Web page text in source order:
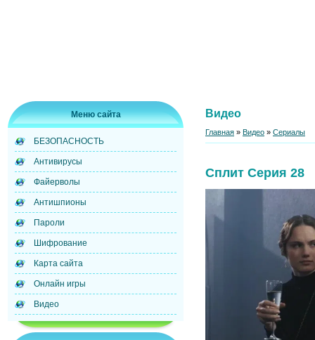
Меню сайта
БЕЗОПАСНОСТЬ
Антивирусы
Файерволы
Антишпионы
Пароли
Шифрование
Карта сайта
Онлайн игры
Видео
Видео
Главная » Видео » Сериалы
Сплит Серия 28